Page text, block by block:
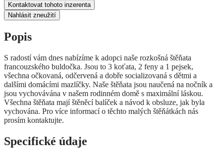
Kontaktovat tohoto inzerenta
Nahlásit zneužití
Popis
S radostí vám dnes nabízíme k adopci naše rozkošná štěňata
francouzského buldočka. Jsou to 3 koťata, 2 feny a 1 pejsek,
všechna očkovaná, odčervená a dobře socializovaná s dětmi a
dalšími domácími mazlíčky. Naše štěňata jsou naučená na nočník a
jsou vychovávána v našem rodinném domě s maximální láskou.
Všechna štěňata mají štěněcí balíček a návod k obsluze, jak byla
vychována. Pro více informací o těchto malých štěňátkách nás
prosím kontaktujte.
Specifické údaje